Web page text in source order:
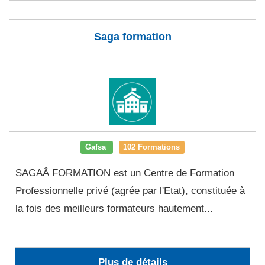
Saga formation
Gafsa 102 Formations
SAGAÂ FORMATION est un Centre de Formation
Professionnelle privé (agrée par l'Etat), constituée à
la fois des meilleurs formateurs hautement...
Plus de détails